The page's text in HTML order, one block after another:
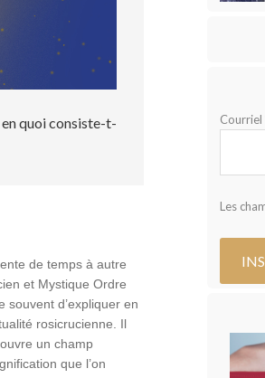
quoi consiste-t-
de temps à autre
et Mystique Ordre
souvent d’expliquer en
rosicrucienne. Il
un champ
que l’on
Courriel
Les